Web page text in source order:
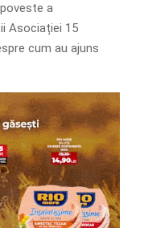
a
Asociației 15
cum au ajuns